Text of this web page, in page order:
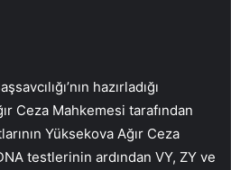
hazırladığı
Ceza Mahkemesi tarafından
Yüksekova Ağır Ceza
testlerinin ardından VY, ZY ve